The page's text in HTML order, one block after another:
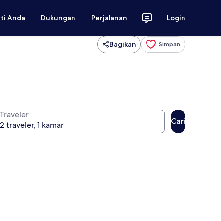
Anda Dukungan Perjalanan Login
Bagikan Simpan
Traveler
Cari